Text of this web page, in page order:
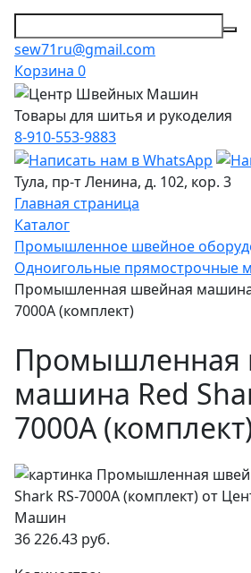
sew71ru@gmail.com
Корзина 0
Товары для шитья и рукоделия
8-910-553-9883
Тула, пр-т Ленина, д. 102, кор. 3
Главная страница
Каталог
Промышленное швейное
Одноигольные прямострочные
Промышленная швейная машина
7000A (комплект)
Промышленная
машина Red
7000A
36 226.43 руб.